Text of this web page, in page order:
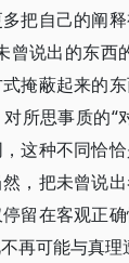
把自己的阐
曾说出的东西
掩蔽起来的
所思事质的“
这种不同恰
，把未曾说
留在客观正
再可能与真理